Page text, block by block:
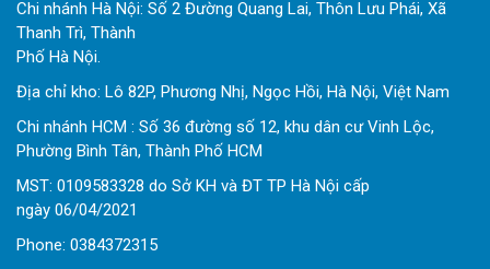
Chi nhánh Hà Nội: Số 2 Đường Quang Lai, Thôn Lưu Phái, Xã
Thanh Trì, Thành
Phố Hà Nội.
Địa chỉ kho: Lô 82P, Phương Nhị, Ngọc Hồi, Hà Nội, Việt Nam
Chi nhánh HCM : Số 36 đường số 12, khu dân cư Vinh Lộc,
Phường Bình Tân, Thành Phố HCM
MST: 0109583328 do Sở KH và ĐT TP Hà Nội cấp
ngày 06/04/2021
Phone: 0384372315